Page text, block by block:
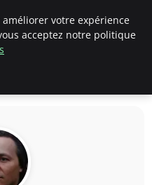
votre expérience
acceptez notre politique